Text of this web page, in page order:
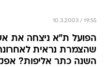
10.3.2003 / 19:55
שהצמרת נראית
השנה כתר אליפות?